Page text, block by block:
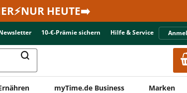
HEUTE➡️
10-€-Prämie sichern Hilfe & Service
myTime.de Business Marken